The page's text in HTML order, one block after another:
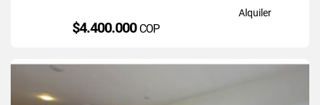
Alquiler
$4.400.000 COP